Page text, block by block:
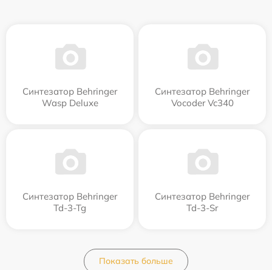
Синтезатор Behringer
Wasp Deluxe
Синтезатор Behringer
Vocoder Vc340
Синтезатор Behringer
Td-3-Tg
Синтезатор Behringer
Td-3-Sr
Показать больше